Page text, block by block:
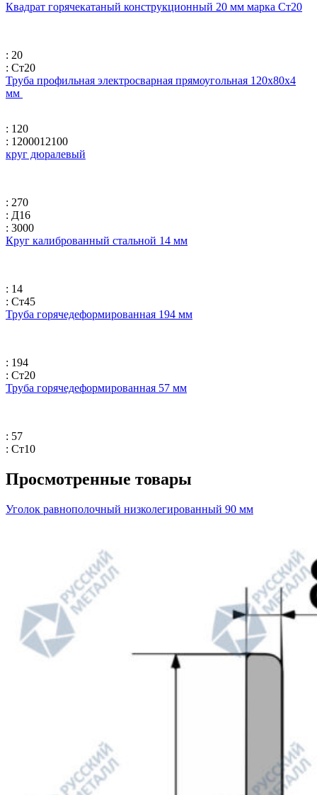
Квадрат горячекатаный конструкционный 20 мм марка Ст20
: 20
: Ст20
Труба профильная электросварная прямоугольная 120х80х4
мм
: 120
: 1200012100
круг дюралевый
: 270
: Д16
: 3000
Круг калиброванный стальной 14 мм
: 14
: Ст45
Труба горячедеформированная 194 мм
: 194
: Ст20
Труба горячедеформированная 57 мм
: 57
: Ст10
Просмотренные товары
Уголок равнополочный низколегированный 90 мм